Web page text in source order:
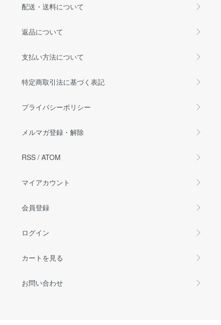
配送・送料について
返品について
支払い方法について
特定商取引法に基づく表記
プライバシーポリシー
メルマガ登録・解除
RSS / ATOM
マイアカウント
会員登録
ログイン
カートを見る
お問い合わせ